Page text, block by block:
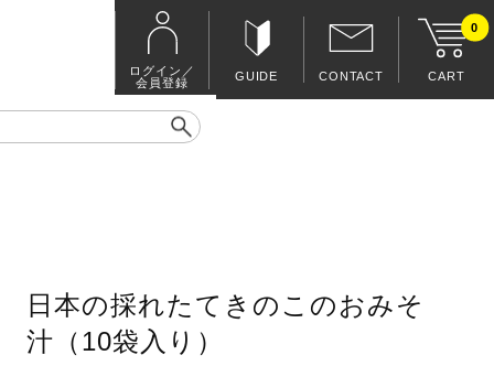
ログイン／
会員登録
GUIDE CONTACT
0
CART
日本の採れたてきのこのおみそ
汁（10袋入り）